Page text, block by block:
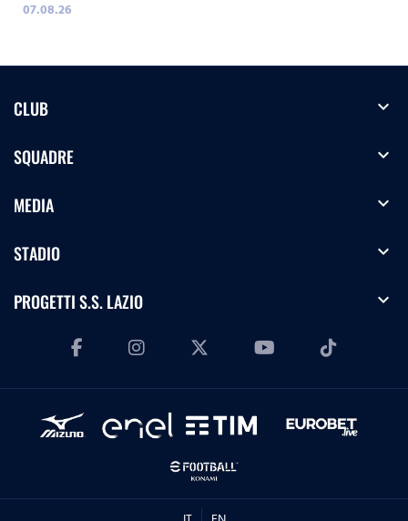
07.08.26
CLUB expand_more
SQUADRE expand_more
MEDIA expand_more
STADIO expand_more
PROGETTI S.S. LAZIO expand_more